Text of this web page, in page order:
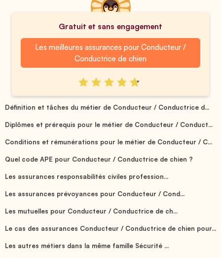
Gratuit et sans engagement
Les meilleures assurances pour Conducteur /
Conductrice de chien
Définition et tâches du métier de Conducteur / Conductrice d...
Diplômes et prérequis pour le métier de Conducteur / Conduct...
Conditions et rémunérations pour le métier de Conducteur / C...
Quel code APE pour Conducteur / Conductrice de chien ?
Les assurances responsabilités civiles profession...
Les assurances prévoyances pour Conducteur / Cond...
Les mutuelles pour Conducteur / Conductrice de ch...
Le cas des assurances Conducteur / Conductrice de chien pour...
Les autres métiers dans la même famille Sécurité ...